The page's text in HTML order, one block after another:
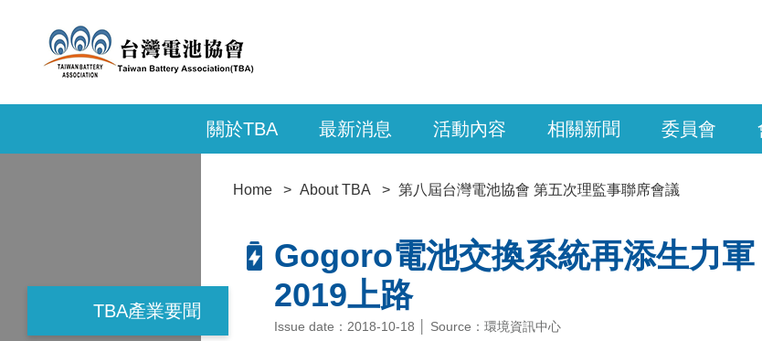
關於TBA 最新消息 活動內容 相關新聞 委員會
TBA產業要聞
Home About TBA 第八屆台灣電池協會 第五次理監事聯席會議
Gogoro電池交換系統再添生力
2019上路
Issue date：2018-10-18 │ Source：環境資訊中心